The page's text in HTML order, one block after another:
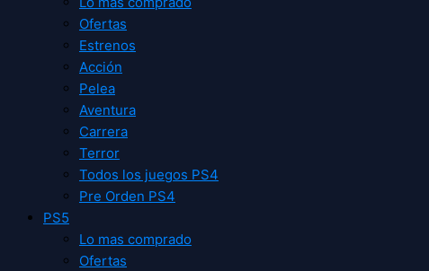
Ofertas
Estrenos
Acción
Pelea
Aventura
Carrera
Terror
Todos los juegos PS4
Pre Orden PS4
PS5
Lo mas comprado
Ofertas